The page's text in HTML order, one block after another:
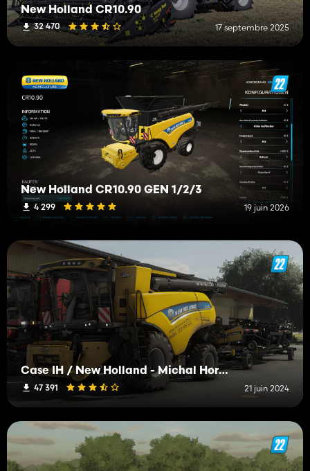
New Holland CR10.90
32 470 17 septembre 2025
New Holland CR10.90 GEN 1/2/3
4 299 19 juin 2026
Case IH / New Holland - Michal Horák Edit
47 391 21 juin 2024